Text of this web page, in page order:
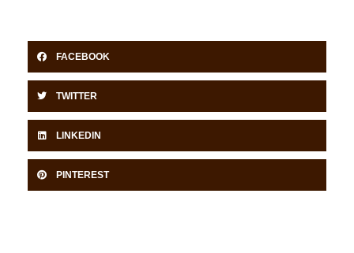
FACEBOOK
TWITTER
LINKEDIN
PINTEREST